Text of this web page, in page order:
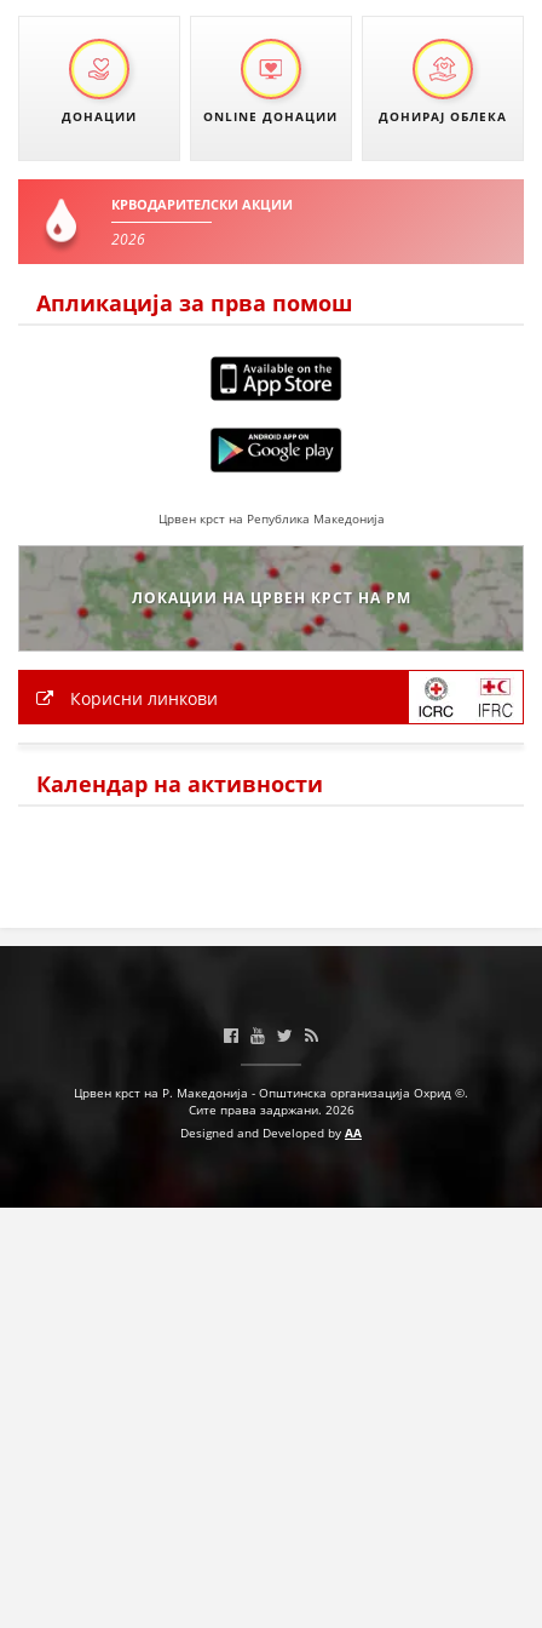
ЗНАЧЕЊЕ НА СЛУЖБАТА ЗА БАРАЊЕ
ФОРМУЛАРИ ЗА БАРАЊА
ПРВА ПОМОШ
ИНФОРМАЦИИ ЗА БОЛЕСТИ
МЕНАЏМЕНТ НА ВОЛОНТЕРИ
ДЕЈСТВУВАЊЕ
ПРИРАЧНИЦИ
ЕДУКАТИВНО ИНФОРМАТИВНИ МАТЕРИЈАЛИ
ПОСТЕРИ
ДОНАЦИИ ONLINE ДОНАЦИИ ДОНИРАЈ ОБЛЕКА
КРВОДАРИТЕЛСКИ АКЦИИ
2026
Апликација за прва помош
Црвен крст на Република Македонија
ЛОКАЦИИ НА ЦРВЕН КРСТ НА РМ
Корисни линкови
Календар на активности
Црвен крст на Р. Македонија - Општинска организација Охрид ©.
Сите права задржани. 2026
Designed and Developed by AA